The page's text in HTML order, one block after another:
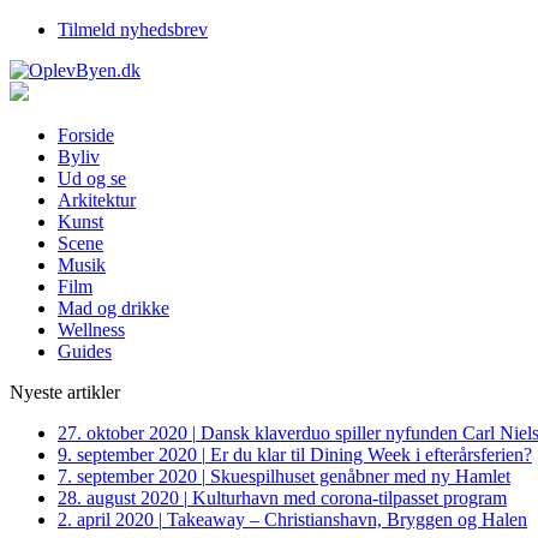
Tilmeld nyhedsbrev
Forside
Byliv
Ud og se
Arkitektur
Kunst
Scene
Musik
Film
Mad og drikke
Wellness
Guides
Nyeste artikler
27. oktober 2020 | Dansk klaverduo spiller nyfunden Carl
9. september 2020 | Er du klar til Dining Week i efterårsferien?
7. september 2020 | Skuespilhuset genåbner med ny Hamlet
28. august 2020 | Kulturhavn med corona-tilpasset program
2. april 2020 | Takeaway – Christianshavn, Bryggen og Halen